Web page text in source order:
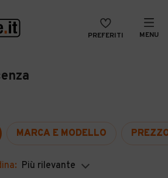
PREFERITI MENU
termine
MARCA E MODELLO
Più rilevante